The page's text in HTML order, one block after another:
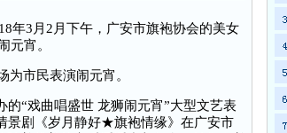
年3月2月下午，广安市旗袍协会的美女
元宵。
市民表演闹元宵。
“戏曲唱盛世 龙狮闹元宵”大型文艺表
景剧《岁月静好★旗袍情缘》在广安市